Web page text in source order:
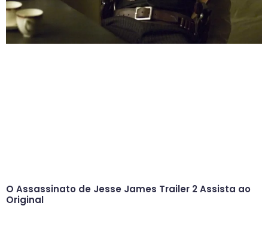
O Assassinato de Jesse James Trailer 2 Assista ao
Original